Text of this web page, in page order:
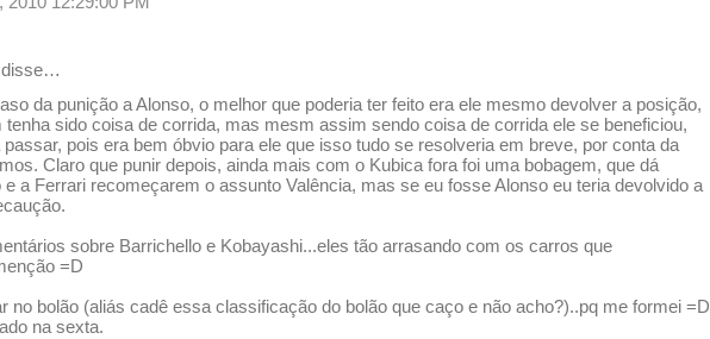
disse…
da punição a Alonso, o melhor que poderia ter feito era ele mesmo devolver a posição,
tenha sido coisa de corrida, mas mesm assim sendo coisa de corrida ele se beneficiou,
pois era bem óbvio para ele que isso tudo se resolveria em breve, por conta da
Claro que punir depois, ainda mais com o Kubica fora foi uma bobagem, que dá
e a Ferrari recomeçarem o assunto Valência, mas se eu fosse Alonso eu teria devolvido a
sobre Barrichello e Kobayashi...eles tão arrasando com os carros que
=D
no bolão (aliás cadê essa classificação do bolão que caço e não acho?)..pq me formei =D
na sexta.